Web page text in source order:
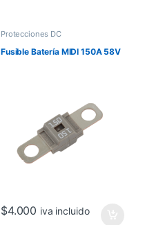
Protecciones DC
Fusible Batería MIDI 150A 58V
$4.000 iva incluido